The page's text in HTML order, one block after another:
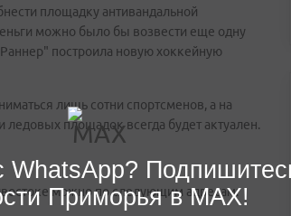
площадку антивандальной
можно было бы возвести еще одну
построила новую хоккейную
лишь сотни спортсменов, а на
площадок всегда будет актуален.
можно по следующим адресам:
Приморья в MAX!